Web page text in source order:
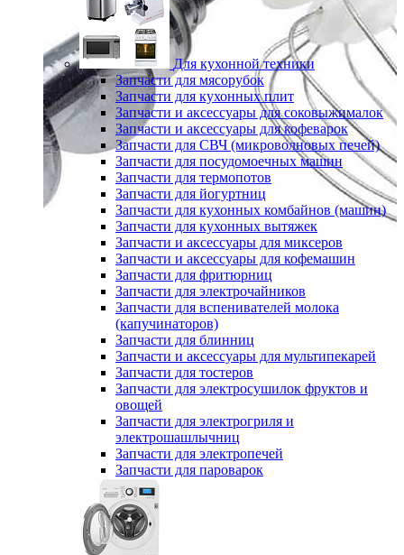
Для кухонной техники
Запчасти для мясорубок
Запчасти для кухонных плит
Запчасти и аксессуары для соковыжималок
Запчасти и аксессуары для кофеварок
Запчасти для СВЧ (микроволновых печей)
Запчасти для посудомоечных машин
Запчасти для термопотов
Запчасти для йогуртниц
Запчасти для кухонных комбайнов (машин)
Запчасти для кухонных вытяжек
Запчасти и аксессуары для миксеров
Запчасти и аксессуары для кофемашин
Запчасти для фритюрниц
Запчасти для электрочайников
Запчасти для вспенивателей молока
(капучинаторов)
Запчасти для блинниц
Запчасти и аксессуары для мультипекарей
Запчасти для тостеров
Запчасти для электросушилок фруктов и
овощей
Запчасти для электрогриля и
электрошашлычниц
Запчасти для электропечей
Запчасти для пароварок